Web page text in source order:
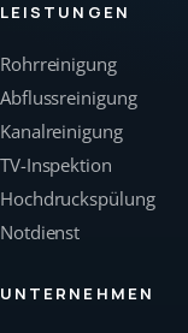
LEISTUNGEN
Rohrreinigung
Abflussreinigung
Kanalreinigung
TV-Inspektion
Hochdruckspülung
Notdienst
UNTERNEHMEN